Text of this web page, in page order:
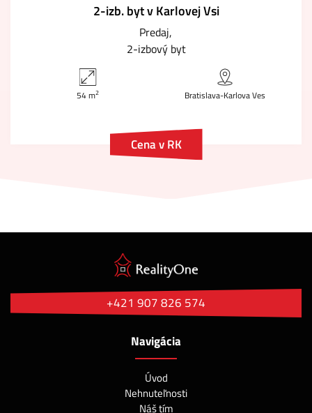
2-izb. byt v Karlovej Vsi
Predaj
2-izbový byt
54 m2 Bratislava-Karlova Ves
Cena v RK
+421 907 826 574
Navigácia
Úvod
Nehnuteľnosti
Náš tím